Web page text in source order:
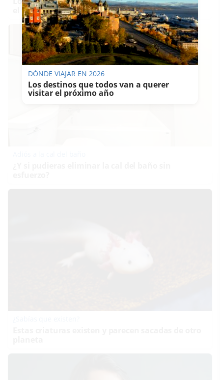
el tuyo?
DÓNDE VIAJAR EN 2026
Los destinos que todos van a querer
visitar el próximo año